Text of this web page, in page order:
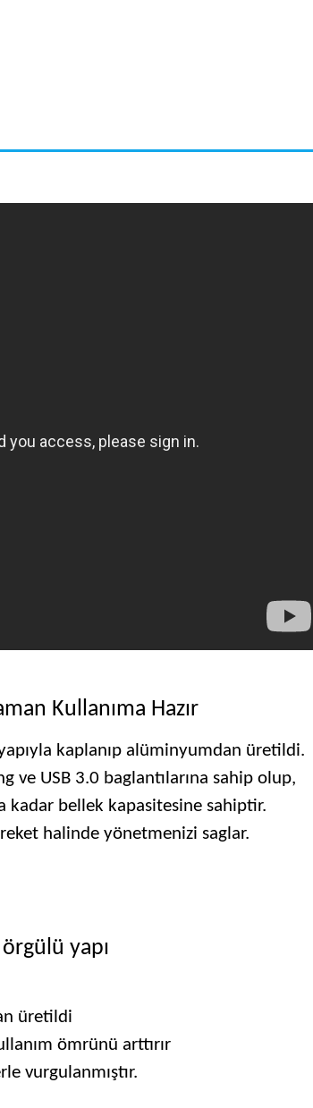
Kullanıma Hazır
kaplanıp alüminyumdan üretildi.
ve USB 3.0 baglantılarına sahip olup,
kadar bellek kapasitesine sahiptir.
halinde yönetmenizi saglar.
yapı
üretildi
ömrünü arttırır
vurgulanmıştır.